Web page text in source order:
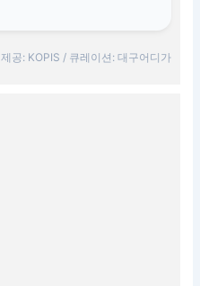
제공: KOPIS / 큐레이션: 대구어디가